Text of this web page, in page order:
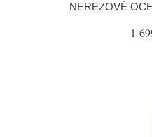
NEREZOVÉ
1